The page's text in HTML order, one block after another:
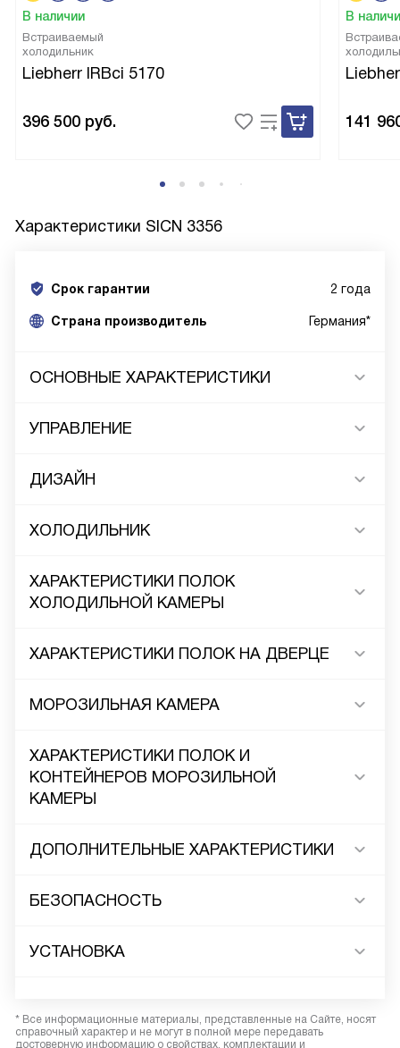
В наличии
Встраиваемый
холодильник
Liebherr IRBci 5170
396 500 руб.
В
141
Характеристики SICN 3356
Срок гарантии 2 года
Cтрана производитель Германия*
ОСНОВНЫЕ ХАРАКТЕРИСТИКИ
УПРАВЛЕНИЕ
ДИЗАЙН
ХОЛОДИЛЬНИК
ХАРАКТЕРИСТИКИ ПОЛОК
ХОЛОДИЛЬНОЙ КАМЕРЫ
ХАРАКТЕРИСТИКИ ПОЛОК НА ДВЕРЦЕ
МОРОЗИЛЬНАЯ КАМЕРА
ХАРАКТЕРИСТИКИ ПОЛОК И
КОНТЕЙНЕРОВ МОРОЗИЛЬНОЙ
КАМЕРЫ
ДОПОЛНИТЕЛЬНЫЕ ХАРАКТЕРИСТИКИ
БЕЗОПАСНОСТЬ
УСТАНОВКА
* Все информационные материалы, представленные на Сайте, носят
справочный характер и не могут в полной мере передавать
достоверную информацию о свойствах, комплектации и